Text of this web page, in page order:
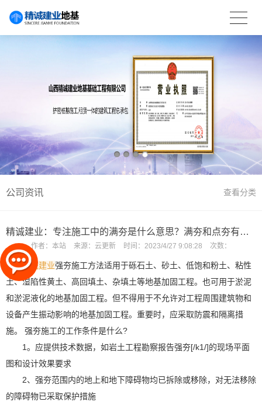
公司资讯 查看分类
精诚建业：专注施工中的满夯是什么意思？满夯和点夯有哪些区别？
作者： 本站 来源： 云更新 时间： 2023/4/27 9:08:28 次数：
精诚建业强夯施工方法适用于砾石土、砂土、低饱和粉土、粘性
土、湿陷性黄土、高回填土、杂填土等地基加固工程。也可用于淤泥
和淤泥液化的地基加固工程。但不得用于不允许对工程周围建筑物和
设备产生振动影响的地基加固工程。重要时，应采取防震和隔离措
施。 强夯施工的工作条件是什么?
1。应提供技术数据，如岩土工程勘察报告强夯[/k1/]的现场平面
图和设计效果要求
2、强夯范围内的地上和地下障碍物均已拆除或移除，对无法移除
的障碍物已采取保护措施